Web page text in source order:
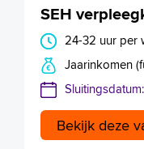
SEH
24-32 uur per
Jaarinkomen
Bekijk deze